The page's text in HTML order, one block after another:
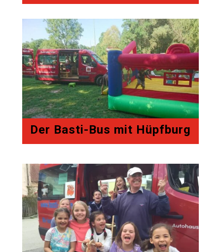
Der Basti-Bus mit Hüpfburg